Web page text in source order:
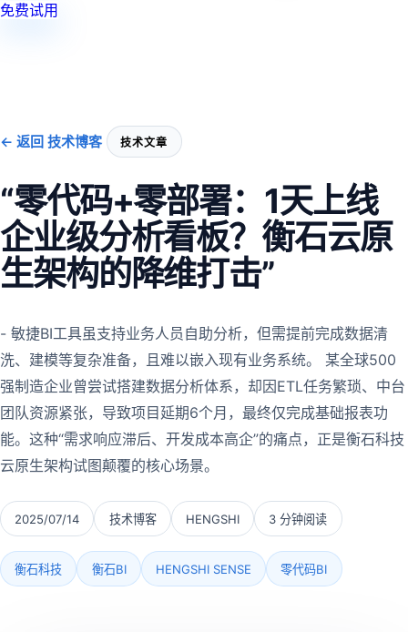
免费试用
← 返回 技术博客 技术文章
“零代码+零部署：1天上线
企业级分析看板？衡石云原
生架构的降维打击”
- 敏捷BI工具虽支持业务人员自助分析，但需提前完成数据清
洗、建模等复杂准备，且难以嵌入现有业务系统。 某全球500
强制造企业曾尝试搭建数据分析体系，却因ETL任务繁琐、中台
团队资源紧张，导致项目延期6个月，最终仅完成基础报表功
能。这种“需求响应滞后、开发成本高企”的痛点，正是衡石科技
云原生架构试图颠覆的核心场景。
2025/07/14 技术博客 HENGSHI 3 分钟阅读
衡石科技 衡石BI HENGSHI SENSE 零代码BI